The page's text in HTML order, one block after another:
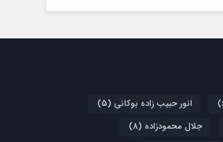
انور حبیب زاده بوکانی (5)
جلال محمودزاده (8)